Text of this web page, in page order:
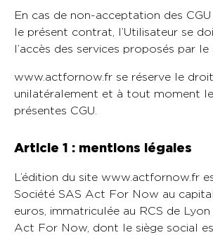
En cas de non-acceptation des
le présent contrat, l’Utilisateur se
l’accès des services proposés par le
www.actfornow.fr se réserve le
unilatéralement et à tout moment
présentes CGU.
Article 1 : mentions légales
L’édition du site www.actfornow.fr
Société SAS Act For Now au
euros, immatriculée au RCS de
Act For Now, dont le siège social